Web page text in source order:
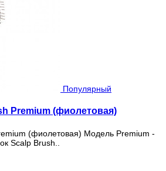
Популярный
Premium (фиолетовая)
(фиолетовая) Модель Premium -
Scalp Brush..